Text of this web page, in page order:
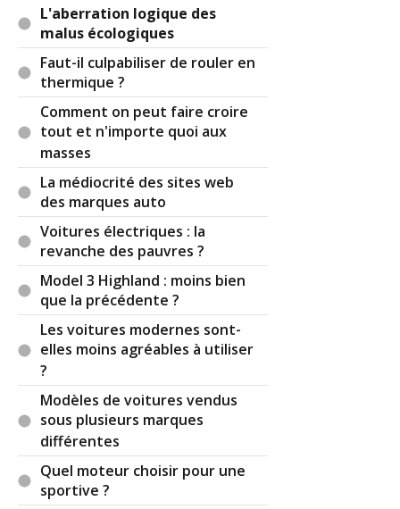
L'aberration logique des
malus écologiques
Faut-il culpabiliser de rouler en
thermique ?
Comment on peut faire croire
tout et n'importe quoi aux
masses
La médiocrité des sites web
des marques auto
Voitures électriques : la
revanche des pauvres ?
Model 3 Highland : moins bien
que la précédente ?
Les voitures modernes sont-
elles moins agréables à utiliser
?
Modèles de voitures vendus
sous plusieurs marques
différentes
Quel moteur choisir pour une
sportive ?